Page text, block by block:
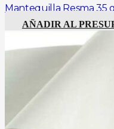
Mantequilla Resma 35
AÑADIR AL